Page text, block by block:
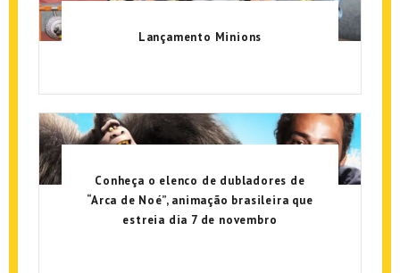
Lançamento Minions
Conheça o elenco de dubladores de
“Arca de Noé”, animação brasileira que
estreia dia 7 de novembro